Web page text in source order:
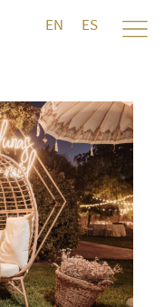
EN ES